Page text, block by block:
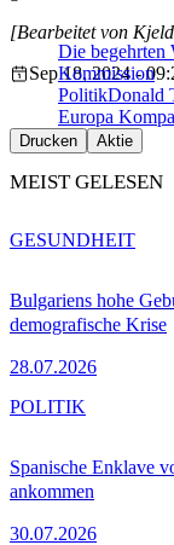
Die begehrten
Kommission
[Bearbeitet von
Sep 18, 2024 -
PolitikDonald
Europa
Drucken Aktie
MEIST GELESEN
Bulgariens hohe
demografische Krise
28.07.2026
GESUNDHEIT
Spanische Enklave
ankommen
30.07.2026
POLITIK